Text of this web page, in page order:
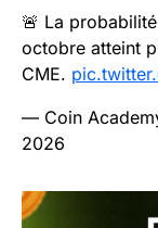
🚨 La
octobre atteint
CME.
— Coin
2026